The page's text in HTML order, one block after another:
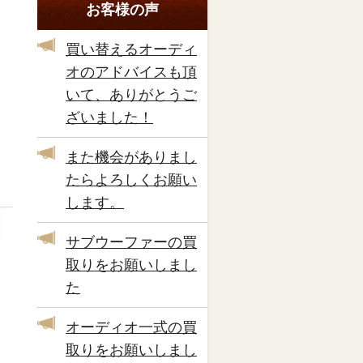
お客様の声
買い替えるオーディ
オのアドバイスも頂
いて、ありがとうご
ざいました！
また機会がありまし
たらよろしくお願い
します。
サブウーファーの買
取りをお願いしまし
た
オーディオ一式の買
取りをお願いしまし